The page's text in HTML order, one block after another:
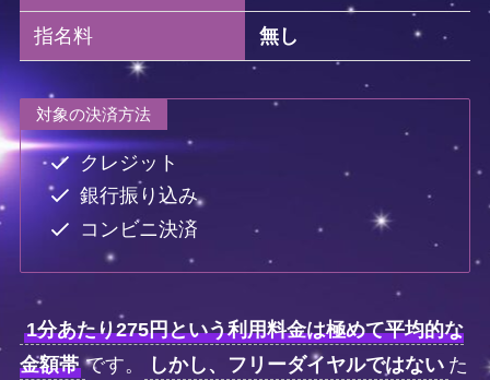
指名料 無し
対象の決済方法
クレジット
銀行振り込み
コンビニ決済
1分あたり275円という利用料金は極めて平均的な
金額帯 です。 しかし、フリーダイヤルではない た